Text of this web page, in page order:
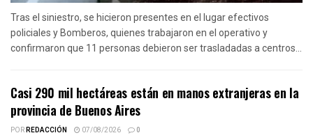
Tras el siniestro, se hicieron presentes en el lugar efectivos
policiales y Bomberos, quienes trabajaron en el operativo y
confirmaron que 11 personas debieron ser trasladadas a centros...
Casi 290 mil hectáreas están en manos extranjeras en la
provincia de Buenos Aires
PORREDACCIÓN 07/08/2026 0